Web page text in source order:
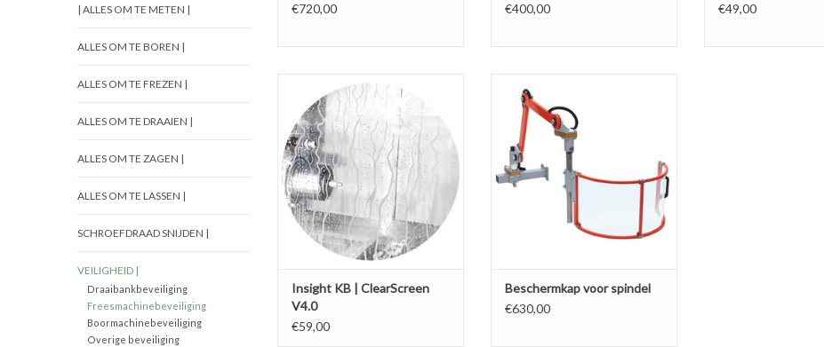
| ALLES OM TE METEN |
ALLES OM TE BOREN |
ALLES OM TE FREZEN |
ALLES OM TE DRAAIEN |
ALLES OM TE ZAGEN |
ALLES OM TE LASSEN |
SCHROEFDRAAD SNIJDEN |
VEILIGHEID |
Draaibankbeveiliging
Freesmachinebeveiliging
Boormachinebeveiliging
Overige beveiliging
€720,00
€400,00
€49,00
Clear Screen, Clear View! Made in
Germany!
Beschermingsfolie die de
zichtbaarheid met het gebruik van
koelemulsie, verbeterd.
Kies uw gewenste grootte.
TOEVOEGEN AAN WINKELWAGEN
Insight KB | ClearScreen
V4.0
€59,00
TOEVOEGEN AAN WINKELWAGEN
Beschermkap voor spindel
€630,00